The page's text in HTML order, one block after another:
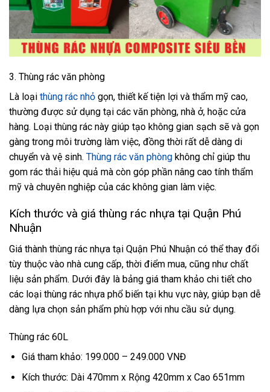
3. Thùng rác văn phòng
Là loại thùng rác nhỏ gọn, thiết kế tiện lợi và thẩm mỹ cao,
thường được sử dụng tại các văn phòng, nhà ở, hoặc cửa
hàng. Loại thùng rác này giúp tạo không gian sạch sẽ và gọn
gàng trong môi trường làm việc, đồng thời rất dễ dàng di
chuyển và vệ sinh. Thùng rác văn phòng không chỉ giúp thu
gom rác thải hiệu quả mà còn góp phần nâng cao tính thẩm
mỹ và chuyên nghiệp của các không gian làm việc.
Kích thước và giá thùng rác nhựa tại Quận Phú
Nhuận
Giá thành thùng rác nhựa tại Quận Phú Nhuận có thể thay đổi
tùy thuộc vào nhà cung cấp, thời điểm mua, cũng như chất
liệu sản phẩm. Dưới đây là bảng giá tham khảo chi tiết cho
các loại thùng rác nhựa phổ biến tại khu vực này, giúp bạn dễ
dàng lựa chọn sản phẩm phù hợp với nhu cầu sử dụng.
Thùng rác 60L
Giá tham khảo: 199.000 – 249.000 VNĐ
Kích thước: Dài 470mm x Rộng 420mm x Cao 651mm